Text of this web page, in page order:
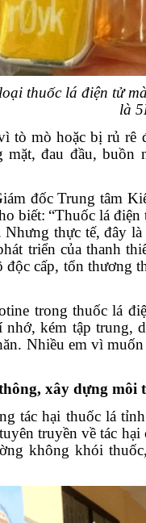
thuốc lá điện tử
là
tò mò hoặc bị rủ rê
mặt, đau đầu,
ám đốc Trung tâm
biết: “Thuốc lá
thực tế, đây
triển của thanh
cấp, tổn thương
trong thuốc lá
kém tập trung,
Nhiều em vì
xây dựng
tác hại thuốc lá
truyền về tác hại
không khói